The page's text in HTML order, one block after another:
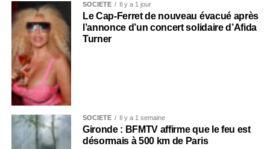
SOCIÉTÉ Il y a 1 jour
Le Cap-Ferret de nouveau évacué après
l’annonce d’un concert solidaire d’Afida
Turner
SOCIÉTÉ Il y a 1 semaine
Gironde : BFMTV affirme que le feu est
désormais à 500 km de Paris